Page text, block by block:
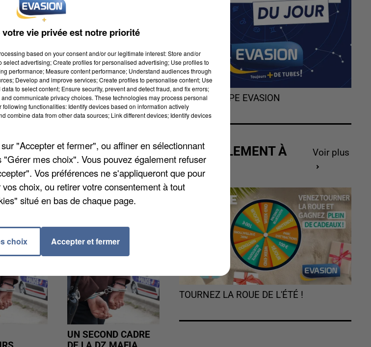
par le tribunal correctionnel de
sexuelle à l'encontre d'une
avait tenté de violer une
UN SECOND CADRE
L'HOROSCOPE EVASION
ACTUELLEMENT À
GAGNER
Voir plus
TOURNEZ LA ROUE DE L'ÉTÉ !
votre vie privée est notre priorité
based on your consent and/or our legitimate interest: Store and/or
advertising; Create profiles for personalised advertising; Use profiles to
performance; Measure content performance; Understand audiences through
Develop and improve services; Create profiles to personalise content; Use
to select content; Ensure security, prevent and detect fraud, and fix errors;
communicate privacy choices. These technologies may process personal
functionalities: Identify devices based on information actively
combine data from other data sources; Link different devices; Identify devices
"Accepter et fermer", ou affiner en sélectionnant
mes choix". Vous pouvez également refuser
Vos préférences ne s'appliqueront que pour
choix, ou retirer votre consentement à tout
situé en bas de chaque page.
choix Accepter et fermer